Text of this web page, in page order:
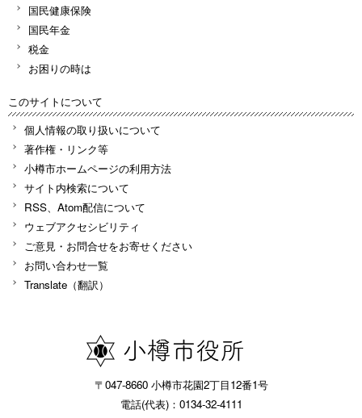
国民健康保険
国民年金
税金
お困りの時は
このサイトについて
個人情報の取り扱いについて
著作権・リンク等
小樽市ホームページの利用方法
サイト内検索について
RSS、Atom配信について
ウェブアクセシビリティ
ご意見・お問合せをお寄せください
お問い合わせ一覧
Translate（翻訳）
〒047-8660 小樽市花園2丁目12番1号
電話(代表)：0134-32-4111